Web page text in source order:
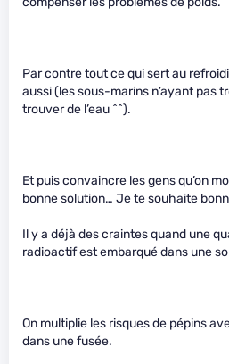
Par contre tout ce qui sert au
aussi (les sous-marins n’ayant pas
trouver de l’eau ^^).
Et puis convaincre les gens qu’on
bonne solution… Je te souhaite
Il y a déjà des craintes quand une
radioactif est embarqué dans une
On multiplie les risques de pépins
dans une fusée.